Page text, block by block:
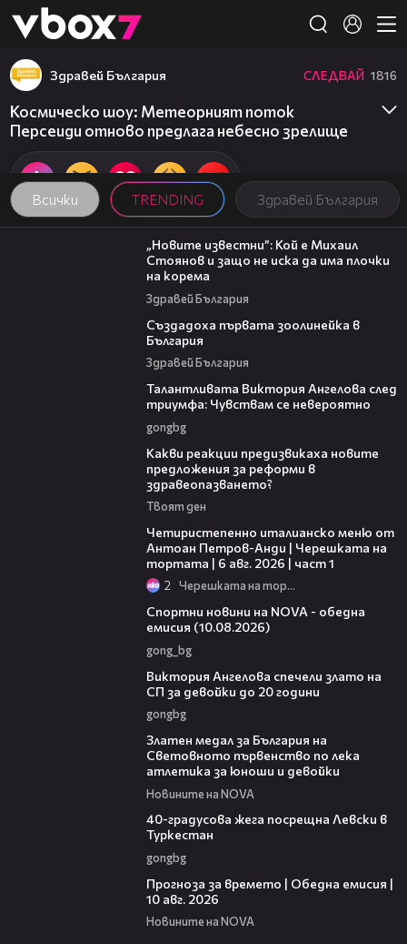
👾
Всички TRENDING Здравей България
Здравей България СЛЕДВАЙ 1816
Космическо шоу: Метеорният поток
Персеиди отново предлага небесно зрелище
09:16
„Новите известни”: Кой е Михаил
Стоянов и защо не иска да има плочки
на корема
Здравей България
Създадоха първата зоолинейка в
България
Здравей България
Талантливата Виктория Ангелова след
триумфа: Чувствам се невероятно
gongbg
Какви реакции предизвикаха новите
предложения за реформи в
здравеопазването?
Твоят ден
Четиристепенно италианско меню от
Антоан Петров-Анди | Черешката на
тортата | 6 авг. 2026 | част 1
2 Черешката на тортата
Спортни новини на NOVA - обедна
емисия (10.08.2026)
gong_bg
Виктория Ангелова спечели злато на
СП за девойки до 20 години
gongbg
Златен медал за България на
Световното първенство по лека
атлетика за юноши и девойки
Новините на NOVA
40-градусова жега посрещна Левски в
Туркестан
gongbg
Прогноза за времето | Обедна емисия |
10 авг. 2026
Новините на NOVA